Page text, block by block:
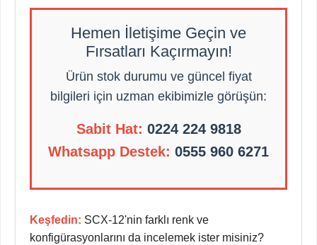
Hemen İletişime Geçin ve
Fırsatları Kaçırmayın!
Ürün stok durumu ve güncel fiyat
bilgileri için uzman ekibimizle görüşün:
Sabit Hat: 0224 224 9818
Whatsapp Destek: 0555 960 6271
Keşfedin: SCX-12'nin farklı renk ve
konfigürasyonlarını da incelemek ister misiniz?